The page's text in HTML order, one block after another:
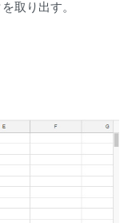
取り出す。